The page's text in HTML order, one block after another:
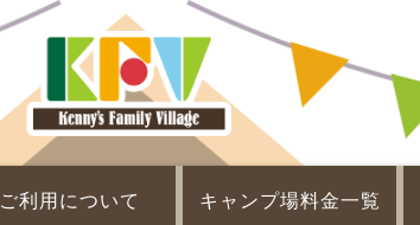
ご利用について キャンプ場料金一覧